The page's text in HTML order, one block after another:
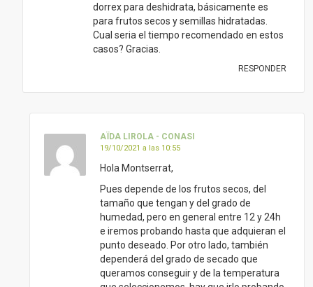
dorrex para deshidrata, básicamente es
para frutos secos y semillas hidratadas.
Cual seria el tiempo recomendado en estos
casos? Gracias.
RESPONDER
AÏDA LIROLA - CONASI
19/10/2021 a las 10:55
Hola Montserrat,
Pues depende de los frutos secos, del
tamaño que tengan y del grado de
humedad, pero en general entre 12 y 24h
e iremos probando hasta que adquieran el
punto deseado. Por otro lado, también
dependerá del grado de secado que
queramos conseguir y de la temperatura